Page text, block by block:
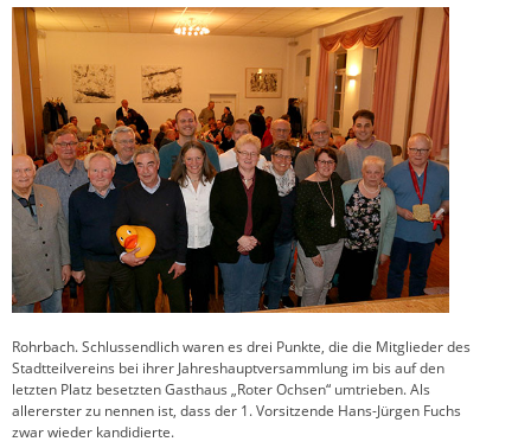
Rohrbach. Schlussendlich waren es drei Punkte, die die Mitglieder des
Stadtteilvereins bei ihrer Jahreshauptversammlung im bis auf den
letzten Platz besetzten Gasthaus „Roter Ochsen“ umtrieben. Als
allererster zu nennen ist, dass der 1. Vorsitzende Hans-Jürgen Fuchs
zwar wieder kandidierte.